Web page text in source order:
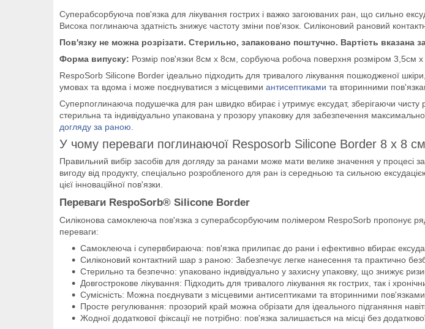
Суперабсорбуюча пов'язка для лікування гострих і важко загоюваних ран, що сильно
Висока поглинаюча здатність знижує частоту зміни пов'язок. Силіконовий рановий
Пов'язку не можна розрізати. Стерильно, запаковано поштучно. Вартість вказана
Форма випуску: Розмір пов'язки 8см х 8см, сорбуюча робоча поверхня розміром 3,5см
RespoSorb Silicone Border ідеально підходить для тривалого лікування пошкодженої
умовах та вдома і може поєднуватися з місцевими антисептиками та вторинними
Суперпоглинаюча подушечка для ран швидко вбирає і утримує ексудат, зберігаючи
стерильна та індивідуально упакована у прозору упаковку для забезпечення
догляду за раною
У чому переваги поглинаючої Resposorb Silicone Border 8 x 8
Правильний вибір засобів для догляду за ранами може мати велике значення у процесі
вигоду від продукту, спеціально розробленого для ран із середньою та сильною
цієї інноваційної пов'язки.
Переваги RespoSorb® Silicone Border
Силіконова самоклеюча пов'язка з суперабсорбуючим полімером RespoSorb пропонує
переваги:
Самоклеюча і супервбираюча: пов'язка прилипає до рани і ефективно вбирає
Силіконовий контактний шар з раною: Забезпечує легке нанесення та практично
Стерильно та безпечно: упаковано індивідуально у захисну упаковку, що знижує
Довгострокове лікування: Підходить для тривалого лікування як гострих, так і
Сумісність: Можна поєднувати з місцевими антисептиками та вторинними пов'язками.
Просте регулювання: прозорий край можна обрізати для ідеального підганяння
Жодної додаткової фіксації не потрібно: пов'язка залишається на місці без додаткової